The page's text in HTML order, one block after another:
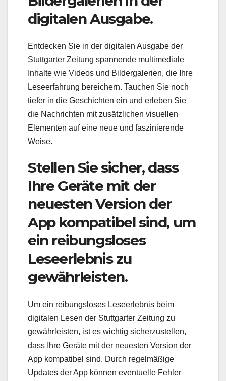
digitalen Ausgabe.
Entdecken Sie in der digitalen Ausgabe der
Stuttgarter Zeitung spannende multimediale
Inhalte wie Videos und Bildergalerien, die Ihre
Leseerfahrung bereichern. Tauchen Sie noch
tiefer in die Geschichten ein und erleben Sie
die Nachrichten mit zusätzlichen visuellen
Elementen auf eine neue und faszinierende
Weise.
Stellen Sie sicher, dass
Ihre Geräte mit der
neuesten Version der
App kompatibel sind, um
ein reibungsloses
Leseerlebnis zu
gewährleisten.
Um ein reibungsloses Leseerlebnis beim
digitalen Lesen der Stuttgarter Zeitung zu
gewährleisten, ist es wichtig sicherzustellen,
dass Ihre Geräte mit der neuesten Version der
App kompatibel sind. Durch regelmäßige
Updates der App können eventuelle Fehler